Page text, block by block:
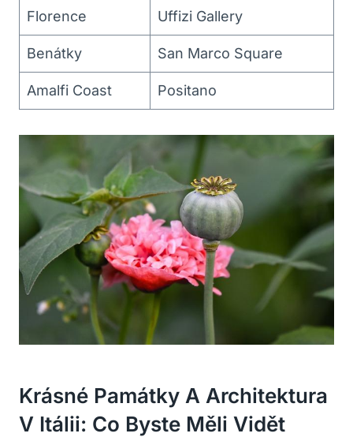
Florence Uffizi Gallery
Benátky San Marco Square
Amalfi Coast Positano
Krásné Památky A Architektura
V Itálii: Co Byste Měli Vidět